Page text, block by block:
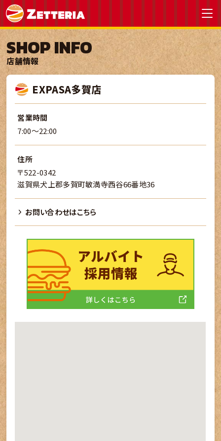
SHOP INFO
店舗情報
EXPASA多賀店
営業時間
7:00～22:00
住所
〒522-0342
滋賀県犬上郡多賀町敏満寺西谷66番地36
お問い合わせはこちら